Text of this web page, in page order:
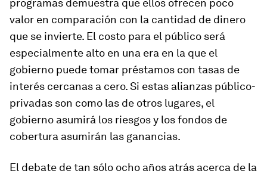
programas demuestra que ellos ofrecen poco
valor en comparación con la cantidad de dinero
que se invierte. El costo para el público será
especialmente alto en una era en la que el
gobierno puede tomar préstamos con tasas de
interés cercanas a cero. Si estas alianzas público-
privadas son como las de otros lugares, el
gobierno asumirá los riesgos y los fondos de
cobertura asumirán las ganancias.
El debate de tan sólo ocho años atrás acerca de la